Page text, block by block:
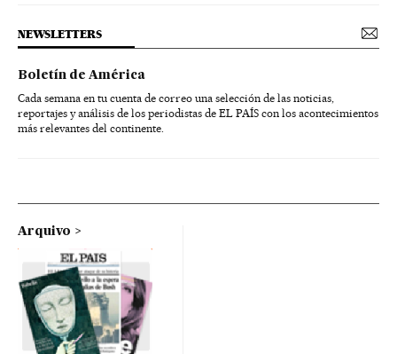
NEWSLETTERS
Boletín de América
Cada semana en tu cuenta de correo una selección de las noticias,
reportajes y análisis de los periodistas de EL PAÍS con los acontecimientos
más relevantes del continente.
Arquivo